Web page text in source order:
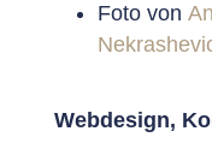
Foto von
Webdesign,